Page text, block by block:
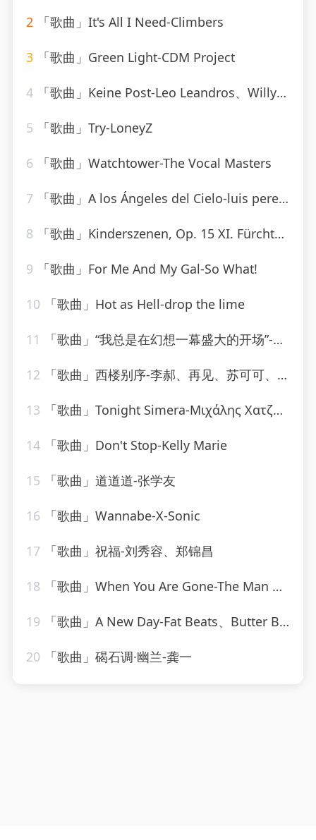
2 「歌曲」It's All I Need-Climbers
3 「歌曲」Green Light-CDM Project
4 「歌曲」Keine Post-Leo Leandros、Willy Hagara、Jost Wöhrmann
5 「歌曲」Try-LoneyZ
6 「歌曲」Watchtower-The Vocal Masters
7 「歌曲」A los Ángeles del Cielo-luis perez meza
8 「歌曲」Kinderszenen, Op. 15 XI. Fürchtenmachen-Brigitte Engerer
9 「歌曲」For Me And My Gal-So What!
10 「歌曲」Hot as Hell-drop the lime
11 「歌曲」“我总是在幻想一幕盛大的开场”-哇哇
12 「歌曲」西楼别序-李郝、再见、苏可可、圈妹
13 「歌曲」Tonight Simera-Μιχάλης Χατζηγιάννης
14 「歌曲」Don't Stop-Kelly Marie
15 「歌曲」道道道-张学友
16 「歌曲」Wannabe-X-Sonic
17 「歌曲」祝福-刘秀容、郑锦昌
18 「歌曲」When You Are Gone-The Man Behind C
19 「歌曲」A New Day-Fat Beats、Butter Boutique、Chris Stile
20 「歌曲」碣石调·幽兰-龚一